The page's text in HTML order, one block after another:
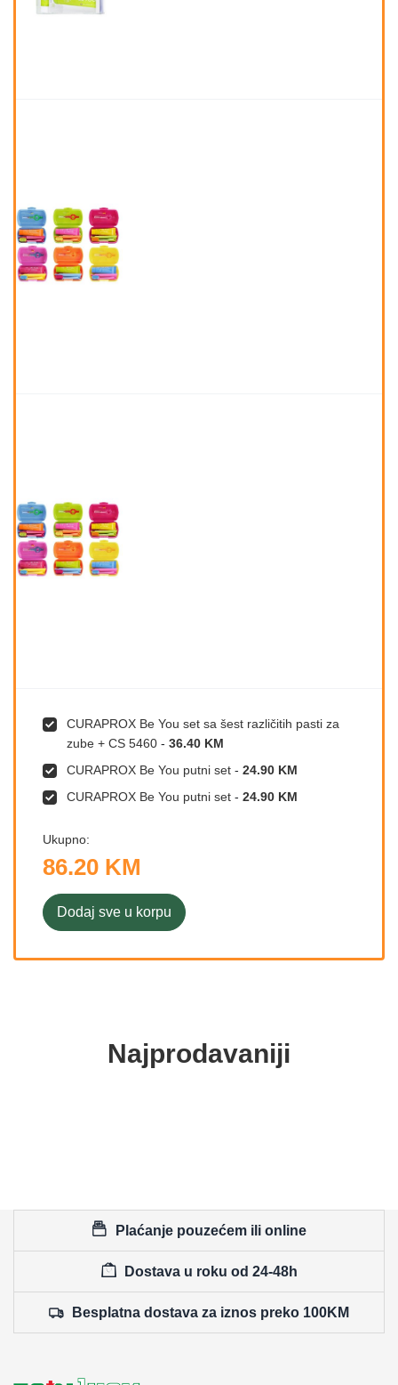
CURAPROX Be You set sa šest različitih pasti za
zube + CS 5460 - 36.40 KM
CURAPROX Be You putni set - 24.90 KM
CURAPROX Be You putni set - 24.90 KM
Ukupno:
86.20 KM
Dodaj sve u korpu
Najprodavaniji
Plaćanje pouzećem ili online
Dostava u roku od 24-48h
Besplatna dostava za iznos preko 100KM